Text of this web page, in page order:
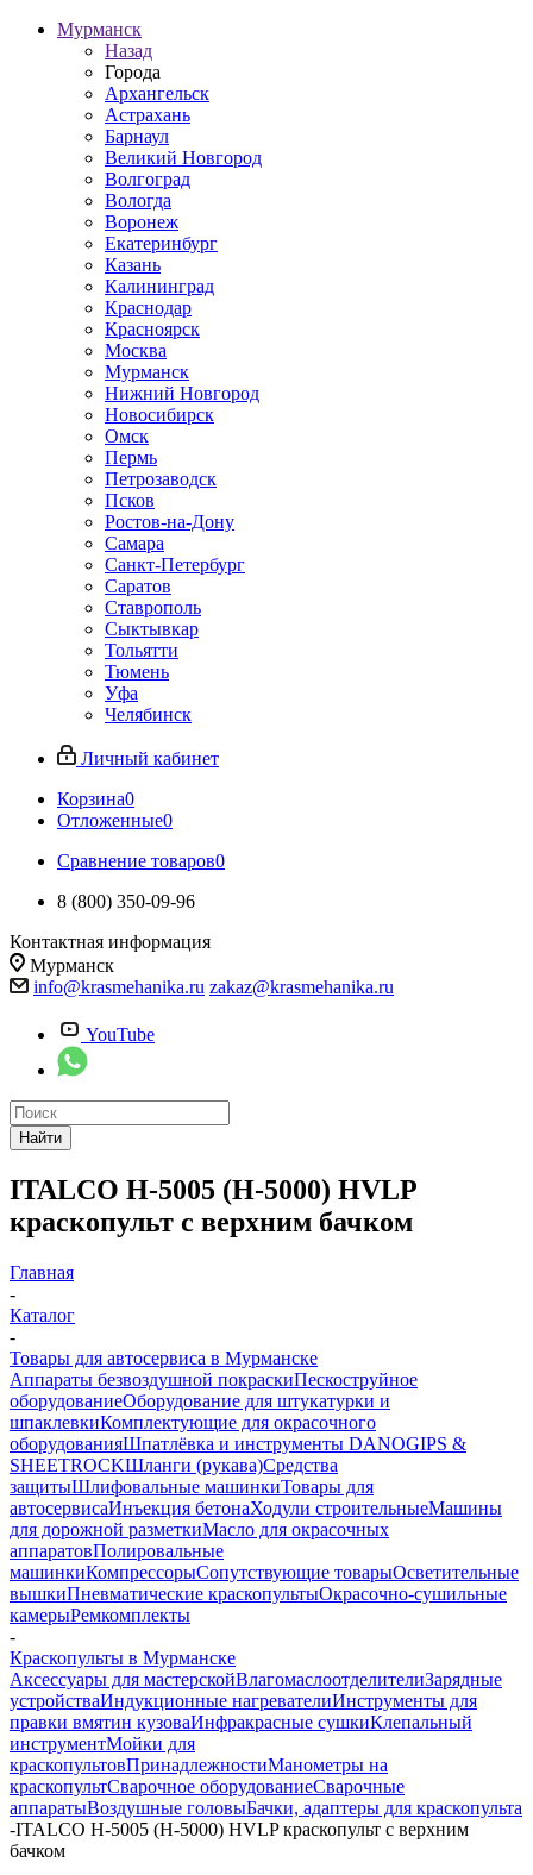
Мурманск
Назад
Города
Архангельск
Астрахань
Барнаул
Великий Новгород
Волгоград
Вологда
Воронеж
Екатеринбург
Казань
Калининград
Краснодар
Красноярск
Москва
Мурманск
Нижний Новгород
Новосибирск
Омск
Пермь
Петрозаводск
Псков
Ростов-на-Дону
Самара
Санкт-Петербург
Саратов
Ставрополь
Сыктывкар
Тольятти
Тюмень
Уфа
Челябинск
Личный кабинет
Корзина0
Отложенные0
Сравнение товаров0
8 (800) 350-09-96
Контактная информация
Мурманск
info@krasmehanika.ru zakaz@krasmehanika.ru
YouTube
Найти
ITALCO H-5005 (H-5000) HVLP
краскопульт с верхним бачком
Главная
-
Каталог
-
Товары для автосервиса в Мурманске
Аппараты безвоздушной покраскиПескоструйное
оборудованиеОборудование для штукатурки и
шпаклевкиКомплектующие для окрасочного
оборудованияШпатлёвка и инструменты DANOGIPS &
SHEETROCKШланги (рукава)Средства
защитыШлифовальные машинкиТовары для
автосервисаИнъекция бетонаХодули строительныеМашины
для дорожной разметкиМасло для окрасочных
аппаратовПолировальные
машинкиКомпрессорыСопутствующие товарыОсветительные
вышкиПневматические краскопультыОкрасочно-сушильные
камерыРемкомплекты
-
Краскопульты в Мурманске
Аксессуары для мастерскойВлагомаслоотделителиЗарядные
устройстваИндукционные нагревателиИнструменты для
правки вмятин кузоваИнфракрасные сушкиКлепальный
инструментМойки для
краскопультовПринадлежностиМанометры на
краскопультСварочное оборудованиеСварочные
аппаратыВоздушные головыБачки, адаптеры для краскопульта
-ITALCO H-5005 (H-5000) HVLP краскопульт с верхним
бачком